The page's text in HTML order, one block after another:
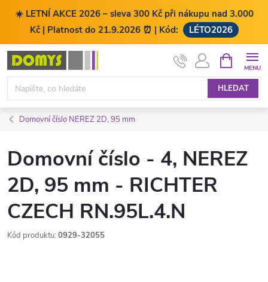
☀️ LETNÍ AKCE 2026 – sleva 300 Kč při nákupu nad 3.000
Kč | Platnost do 21.9.2026 ⏰ | Kód:
LÉTO2026
Přejít
obsah
HLEDAT
NÁKUPNÍ
KOŠÍK
Domovní číslo NEREZ 2D, 95 mm
Domovní číslo - 4, NEREZ
2D, 95 mm - RICHTER
CZECH RN.95L.4.N
Kód produktu: 0929-32055